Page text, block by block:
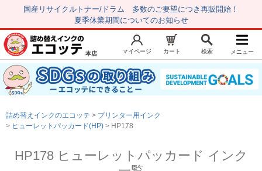
国産リサイクルトナー/ドラム 多数のご要望につき再販開始！
夏季休業期間についてのお知らせ
新規会員登録 マイページ
トップページ お気に入り
注文履歴
本店 マイページ カート 検索 メニュー
詰め替えインクのエコッテ
プリンター用インク
ヒューレットパッカード(HP)
HP178
HP178 ヒューレットパッカード インク